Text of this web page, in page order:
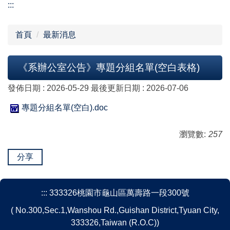
:::
首頁 最新消息
《系辦公室公告》專題分組名單(空白表格)
發佈日期 : 2026-05-29 最後更新日期 : 2026-07-06
專題分組名單(空白).doc
瀏覽數: 257
分享
::: 333326桃園市龜山區萬壽路一段300號
( No.300,Sec.1,Wanshou Rd.,Guishan District,Tyuan City,
333326,Taiwan (R.O.C))